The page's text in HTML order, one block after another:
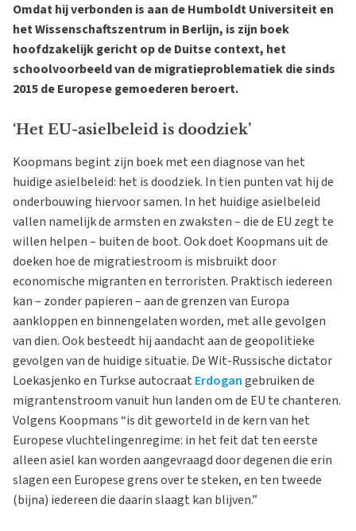
Omdat hij verbonden is aan de Humboldt Universiteit en
het Wissenschaftszentrum in Berlijn, is zijn boek
hoofdzakelijk gericht op de Duitse context, het
schoolvoorbeeld van de migratieproblematiek die sinds
2015 de Europese gemoederen beroert.
‘Het EU-asielbeleid is doodziek’
Koopmans begint zijn boek met een diagnose van het
huidige asielbeleid: het is doodziek. In tien punten vat hij de
onderbouwing hiervoor samen. In het huidige asielbeleid
vallen namelijk de armsten en zwaksten – die de EU zegt te
willen helpen – buiten de boot. Ook doet Koopmans uit de
doeken hoe de migratiestroom is misbruikt door
economische migranten en terroristen. Praktisch iedereen
kan – zonder papieren – aan de grenzen van Europa
aankloppen en binnengelaten worden, met alle gevolgen
van dien. Ook besteedt hij aandacht aan de geopolitieke
gevolgen van de huidige situatie. De Wit-Russische dictator
Loekasjenko en Turkse autocraat Erdogangebruiken de
migrantenstroom vanuit hun landen om de EU te chanteren.
Volgens Koopmans “is dit geworteld in de kern van het
Europese vluchtelingenregime: in het feit dat ten eerste
alleen asiel kan worden aangevraagd door degenen die erin
slagen een Europese grens over te steken, en ten tweede
(bijna) iedereen die daarin slaagt kan blijven.”